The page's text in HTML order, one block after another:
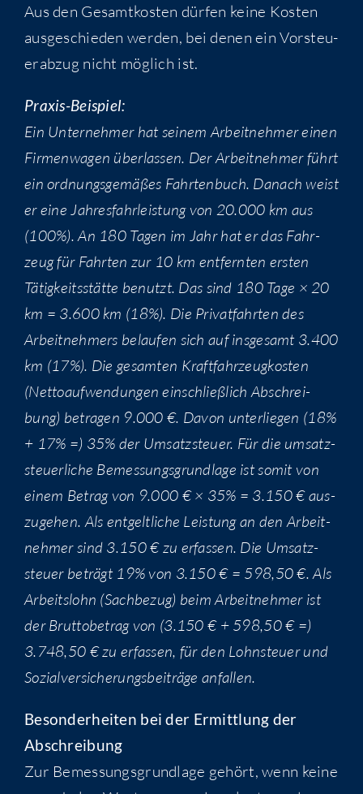
Aus den Gesamt­kos­ten dür­fen kei­ne Kos­ten
aus­ge­schie­den wer­den, bei denen ein Vor­steu­
er­ab­zug nicht mög­lich ist.
Pra­xis-Bei­spiel:
Ein Unter­neh­mer hat sei­nem Arbeit­neh­mer einen
Fir­men­wa­gen über­las­sen. Der Arbeit­neh­mer führt
ein ord­nungs­ge­mä­ßes Fahr­ten­buch. Danach weist
er eine Jah­res­fahr­leis­tung von 20.000 km aus
(100%). An 180 Tagen im Jahr hat er das Fahr­
zeug für Fahr­ten zur 10 km ent­fern­ten ers­ten
Tätig­keits­stät­te benutzt. Das sind 180 Tage × 20
km = 3.600 km (18%). Die Pri­vat­fahr­ten des
Arbeit­neh­mers belau­fen sich auf ins­ge­samt 3.400
km (17%). Die gesam­ten Kraft­fahr­zeug­kos­ten
(Net­to­auf­wen­dun­gen ein­schließ­lich Abschrei­
bung) betra­gen 9.000 €. Davon unter­lie­gen (18%
+ 17% =) 35% der Umsatz­steu­er. Für die umsatz­
steu­er­li­che Bemes­sungs­grund­la­ge ist somit von
einem Betrag von 9.000 € × 35% = 3.150 € aus­
zu­ge­hen. Als ent­gelt­li­che Leis­tung an den Arbeit­
neh­mer sind 3.150 € zu erfas­sen. Die Umsatz­
steu­er beträgt 19% von 3.150 € = 598,50 €. Als
Arbeits­lohn (Sach­be­zug) beim Arbeit­neh­mer ist
der Brut­to­be­trag von (3.150 € + 598,50 € =)
3.748,50 € zu erfas­sen, für den Lohn­steu­er und
Sozi­al­ver­si­che­rungs­bei­trä­ge anfallen.
Beson­der­hei­ten bei der Ermitt­lung der
Abschreibung
Zur Bemes­sungs­grund­la­ge gehört, wenn kei­ne